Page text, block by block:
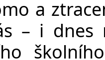
a
– i